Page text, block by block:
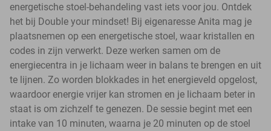
energetische stoel-behandeling vast iets voor jou. Ontdek
het bij Double your mindset! Bij eigenaresse Anita mag je
plaatsnemen op een energetische stoel, waar kristallen en
codes in zijn verwerkt. Deze werken samen om de
energiecentra in je lichaam weer in balans te brengen en uit
te lijnen. Zo worden blokkades in het energieveld opgelost,
waardoor energie vrijer kan stromen en je lichaam beter in
staat is om zichzelf te genezen. De sessie begint met een
intake van 10 minuten, waarna je 20 minuten op de stoel